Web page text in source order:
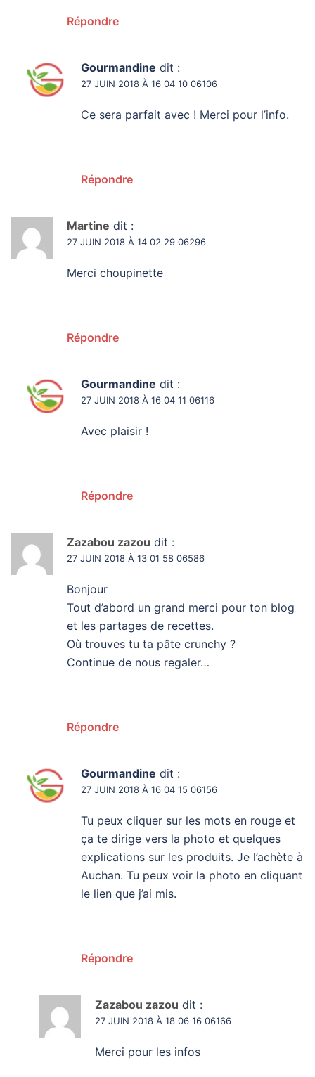
Répondre
Gourmandine dit :
27 JUIN 2018 À 16 04 10 06106
Ce sera parfait avec ! Merci pour l’info.
Répondre
Martine dit :
27 JUIN 2018 À 14 02 29 06296
Merci choupinette
Répondre
Gourmandine dit :
27 JUIN 2018 À 16 04 11 06116
Avec plaisir !
Répondre
Zazabou zazou dit :
27 JUIN 2018 À 13 01 58 06586
Bonjour
Tout d’abord un grand merci pour ton blog
et les partages de recettes.
Où trouves tu ta pâte crunchy ?
Continue de nous regaler…
Répondre
Gourmandine dit :
27 JUIN 2018 À 16 04 15 06156
Tu peux cliquer sur les mots en rouge et
ça te dirige vers la photo et quelques
explications sur les produits. Je l’achète à
Auchan. Tu peux voir la photo en cliquant
le lien que j’ai mis.
Répondre
Zazabou zazou dit :
27 JUIN 2018 À 18 06 16 06166
Merci pour les infos